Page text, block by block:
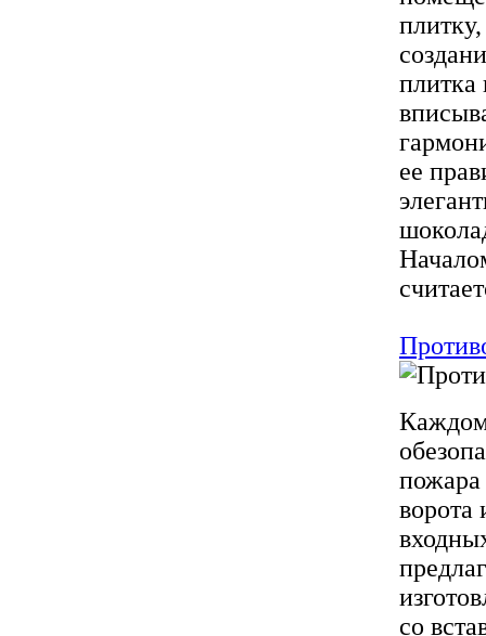
ее
пожара
ворота
со